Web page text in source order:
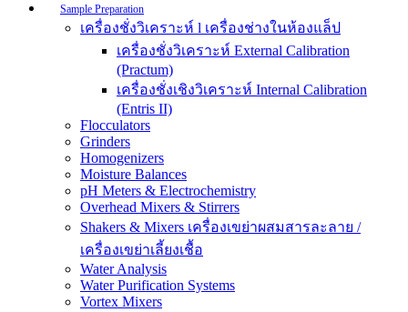
Sample Preparation
เครื่องชั่งวิเคราะห์ l เครื่องช่างในห้องแล็ป
เครื่องชั่งวิเคราะห์ External Calibration
(Practum)
เครื่องชั่งเชิงวิเคราะห์ Internal Calibration
(Entris II)
Flocculators
Grinders
Homogenizers
Moisture Balances
pH Meters & Electrochemistry
Overhead Mixers & Stirrers
Shakers & Mixers เครื่องเขย่าผสมสารละลาย /
เครื่องเขย่าเลี้ยงเชื้อ
Water Analysis
Water Purification Systems
Vortex Mixers